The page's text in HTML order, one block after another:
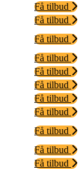
Få tilbud
Få tilbud
Få tilbud
Få tilbud
Få tilbud
Få tilbud
Få tilbud
Få tilbud
Få tilbud
Få tilbud
Få tilbud